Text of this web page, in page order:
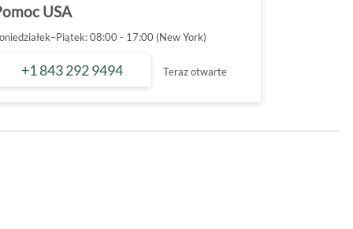
USA
08:00 - 17:00 (New York)
+1 843 292 9494 Teraz otwarte